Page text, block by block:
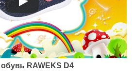
22
обувь
18
RAWEKS D4